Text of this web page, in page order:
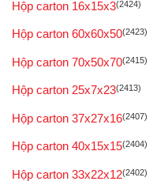
Hộp carton 16x15x3(2424)
Hộp carton 60x60x50(2423)
Hộp carton 70x50x70(2415)
Hộp carton 25x7x23(2413)
Hộp carton 37x27x16(2407)
Hộp carton 40x15x15(2404)
Hộp carton 33x22x12(2402)